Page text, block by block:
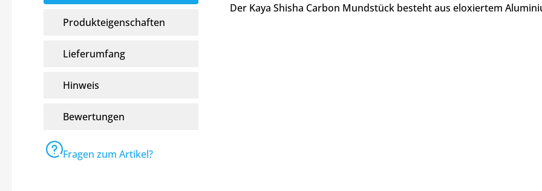
Produkteigenschaften
Lieferumfang
Hinweis
Bewertungen
Fragen zum Artikel?
Der Kaya Shisha Carbon Mundstück besteht aus eloxiertem